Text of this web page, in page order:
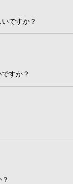
ですか？
すか？